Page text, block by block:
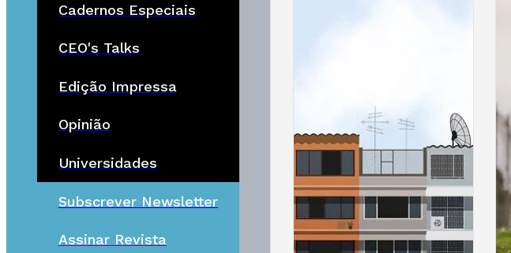
Cadernos Especiais
CEO's Talks
Edição Impressa
Opinião
Universidades
Subscrever Newsletter
Assinar Revista